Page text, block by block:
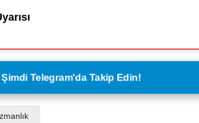
Şimdi Telegram'da Takip Edin!